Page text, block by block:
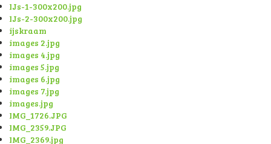
IJs-1-300x200.jpg
IJs-2-300x200.jpg
ijskraam
images 2.jpg
images 4.jpg
images 5.jpg
images 6.jpg
images 7.jpg
images.jpg
IMG_1726.JPG
IMG_2359.JPG
IMG_2369.jpg